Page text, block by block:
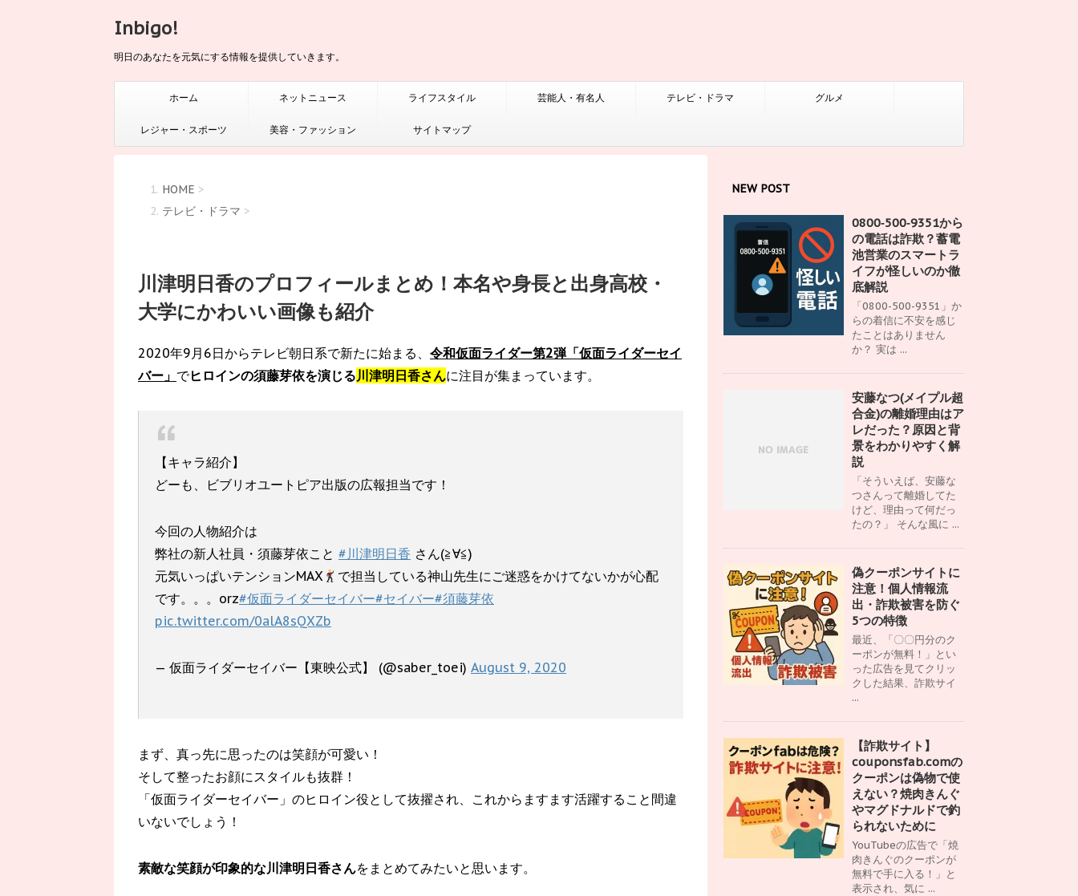
Inbigo!
明日のあなたを元気にする情報を提供していきます。
ホーム ネットニュース ライフスタイル 芸能人・有名人 テレビ・ドラマ グルメ
レジャー・スポーツ 美容・ファッション サイトマップ
HOME >
テレビ・ドラマ >
川津明日香のプロフィールまとめ！本名や身長と出身高校・
大学にかわいい画像も紹介
2020年9月6日からテレビ朝日系で新たに始まる、 令和仮面ライダー第2弾「仮面ライダーセイ
バー」 でヒロインの須藤芽依を演じる川津明日香さんに注目が集まっています。
【キャラ紹介】
どーも、ビブリオユートピア出版の広報担当です！
今回の人物紹介は
弊社の新人社員・須藤芽依こと #川津明日香 さん(≧∀≦)
元気いっぱいテンションMAX
で担当している神山先生にご迷惑をかけてないかが心配
です。。。orz#仮面ライダーセイバー#セイバー#須藤芽依
pic.twitter.com/0alA8sQXZb
— 仮面ライダーセイバー【東映公式】 (@saber_toei) August 9, 2020
まず、真っ先に思ったのは笑顔が可愛い！
そして整ったお顔にスタイルも抜群！
「仮面ライダーセイバー」のヒロイン役として抜擢され、これからますます活躍すること間違
いないでしょう！
素敵な笑顔が印象的な川津明日香さんをまとめてみたいと思います。
NEW POST
0800‑500‑9351から
の電話は詐欺？蓄電
池営業のスマートラ
イフが怪しいのか徹
底解説
「0800-500-9351」か
らの着信に不安を感じ
たことはありません
か？ 実は ...
安藤なつ(メイプル超
合金)の離婚理由はア
レだった？原因と背
景をわかりやすく解
説
「そういえば、安藤な
つさんって離婚してた
けど、理由って何だっ
たの？」 そんな風に ...
偽クーポンサイトに
注意！個人情報流
出・詐欺被害を防ぐ
5つの特徴
最近、「〇〇円分のク
ーポンが無料！」とい
った広告を見てクリッ
クした結果、詐欺サイ
...
【詐欺サイト】
couponsfab.comの
クーポンは偽物で使
えない？焼肉きんぐ
やマグドナルドで釣
られないために
YouTubeの広告で「焼
肉きんぐのクーポンが
無料で手に入る！」と
表示され、気に ...